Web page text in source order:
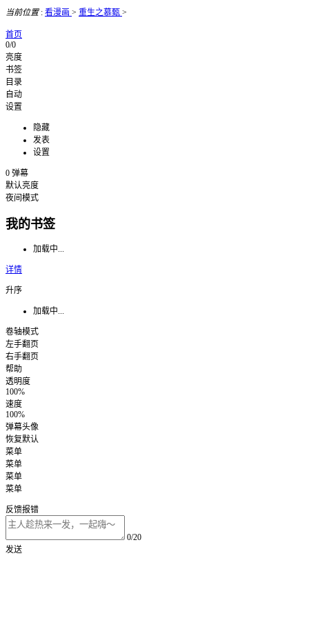
当前位置: 看漫画 > 重生之慕甄 >
首页
0/0
亮度
书签
目录
自动
设置
隐藏
发表
设置
0 弹幕
默认亮度
夜间模式
我的书签
加载中...
详情
升序
加载中...
卷轴模式
左手翻页
右手翻页
帮助
透明度
100%
速度
100%
弹幕头像
恢复默认
菜单
菜单
菜单
菜单
反馈报错
0/20
发送